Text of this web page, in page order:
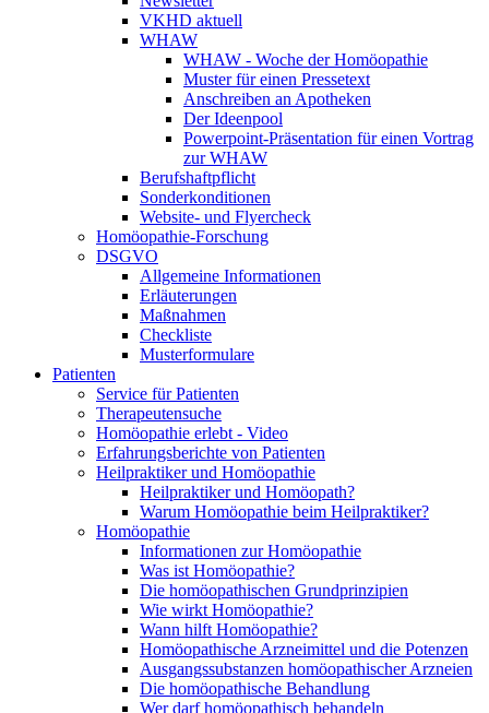
VKHD aktuell
WHAW
WHAW - Woche der Homöopathie
Muster für einen Pressetext
Anschreiben an Apotheken
Der Ideenpool
Powerpoint-Präsentation für einen Vortrag
zur WHAW
Berufshaftpflicht
Sonderkonditionen
Website- und Flyercheck
Homöopathie-Forschung
DSGVO
Allgemeine Informationen
Erläuterungen
Maßnahmen
Checkliste
Musterformulare
Patienten
Service für Patienten
Therapeutensuche
Homöopathie erlebt - Video
Erfahrungsberichte von Patienten
Heilpraktiker und Homöopathie
Heilpraktiker und Homöopath?
Warum Homöopathie beim Heilpraktiker?
Homöopathie
Informationen zur Homöopathie
Was ist Homöopathie?
Die homöopathischen Grundprinzipien
Wie wirkt Homöopathie?
Wann hilft Homöopathie?
Homöopathische Arzneimittel und die Potenzen
Ausgangssubstanzen homöopathischer Arzneien
Die homöopathische Behandlung
Wer darf homöopathisch behandeln